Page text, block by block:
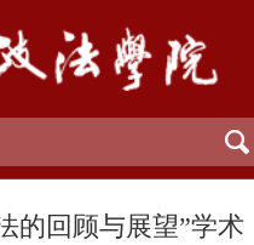
的回顾与展望”学术